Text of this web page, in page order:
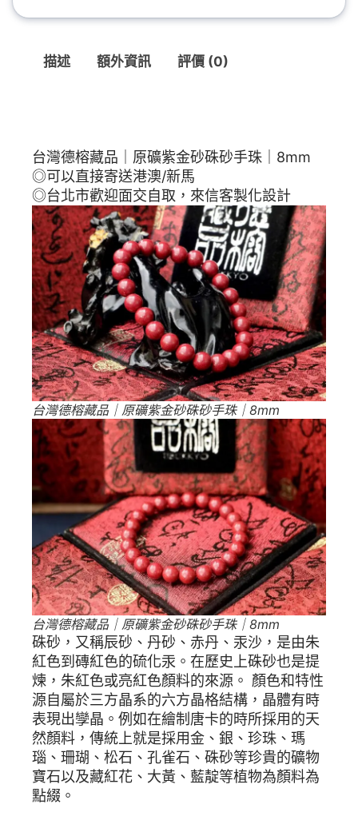
描述 額外資訊 評價 (0)
台灣德榕藏品｜原礦紫金砂硃砂手珠｜8mm
◎可以直接寄送港澳/新馬
◎台北市歡迎面交自取，來信客製化設計
台灣德榕藏品｜原礦紫金砂硃砂手珠｜8mm
台灣德榕藏品｜原礦紫金砂硃砂手珠｜8mm
硃砂，又稱辰砂、丹砂、赤丹、汞沙，是由朱
紅色到磚紅色的硫化汞。在歷史上硃砂也是提
煉，朱紅色或亮紅色顏料的來源。 顏色和特性
源自屬於三方晶系的六方晶格結構，晶體有時
表現出孿晶。例如在繪制唐卡的時所採用的天
然顏料，傳統上就是採用金、銀、珍珠、瑪
瑙、珊瑚、松石、孔雀石、硃砂等珍貴的礦物
寶石以及藏紅花、大黃、藍靛等植物為顏料為
點綴。